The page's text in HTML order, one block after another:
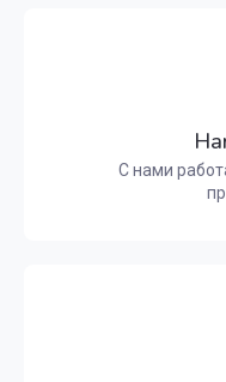
С нами